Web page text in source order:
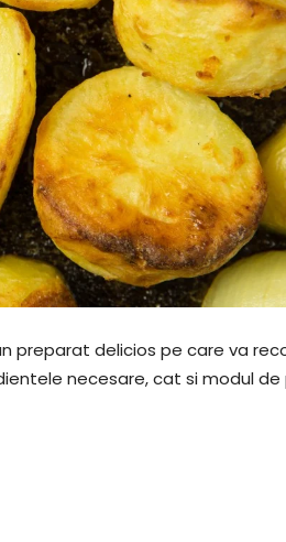
preparat delicios pe care va
necesare, cat si modul